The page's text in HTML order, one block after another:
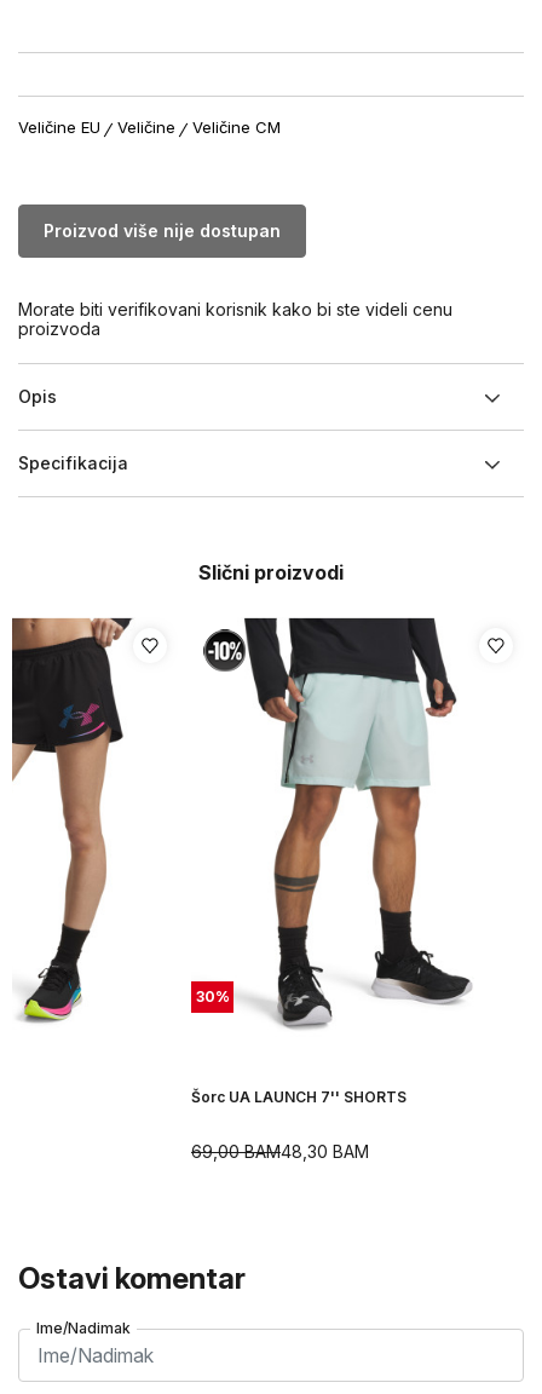
Veličine EU Veličine Veličine CM
Proizvod više nije dostupan
Morate biti verifikovani korisnik kako bi ste videli cenu
proizvoda
Opis
Specifikacija
Slični proizvodi
30%
Šorc UA LAUNCH 7'' SHORTS
48,30 BAM
69,00BAM
Ostavi komentar
Ime/Nadimak